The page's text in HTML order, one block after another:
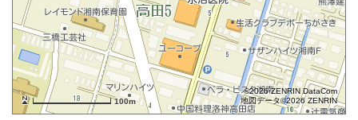
100m
©2026 ZENRIN DataCom
地図データ©2026 ZENRIN